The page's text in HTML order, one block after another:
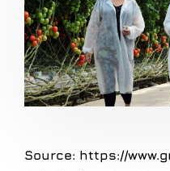
Source: https://